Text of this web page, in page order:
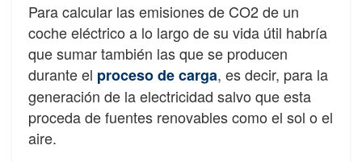
Para calcular las emisiones de CO2 de un
coche eléctrico a lo largo de su vida útil habría
que sumar también las que se producen
durante el proceso de carga, es decir, para la
generación de la electricidad salvo que esta
proceda de fuentes renovables como el sol o el
aire.